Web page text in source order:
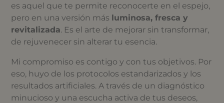
es aquel que te permite reconocerte en el espejo,
pero en una versión más luminosa, fresca y
revitalizada. Es el arte de mejorar sin transformar,
de rejuvenecer sin alterar tu esencia.
Mi compromiso es contigo y con tus objetivos. Por
eso, huyo de los protocolos estandarizados y los
resultados artificiales. A través de un diagnóstico
minucioso y una escucha activa de tus deseos,